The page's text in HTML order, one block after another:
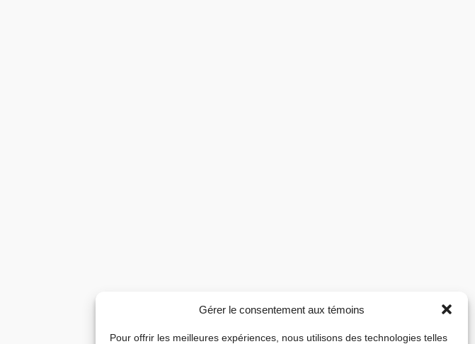
Gérer le consentement aux témoins
Pour offrir les meilleures expériences, nous utilisons des technologies telles